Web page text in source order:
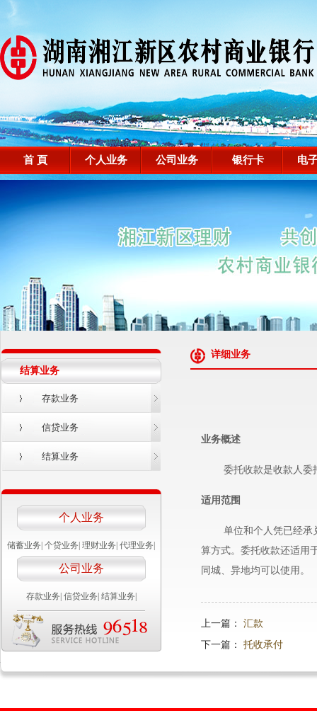
首 頁 个人业务 公司业务 银行卡 电
结算业务
存款业务
信贷业务
结算业务
个人业务
储蓄业务 个贷业务 理财业务 代理业务
公司业务
存款业务 信贷业务 结算业务
详细业务
业务概述
委托收款是收款人委托
适用范围
单位和个人凭已经承兑
算方式。委托收款还适用
同城、异地均可以使用。
上一篇： 汇款
下一篇： 托收承付